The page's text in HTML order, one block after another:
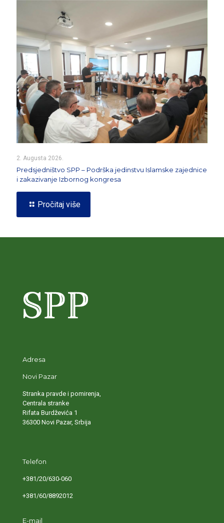
2. Augusta 2026.
Predsjedništvo SPP – Podrška jedinstvu Islamske zajednice
i zakazivanje Izbornog kongresa
Pročitaj više
Adresa
Novi Pazar
Stranka pravde i pomirenja,
Centrala stranke
Rifata Burdževića 1
36300 Novi Pazar, Srbija
Telefon
+381/20/630-060
+381/60/8892012
E-mail